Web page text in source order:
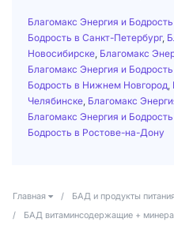
Благомакс Энергия и
Бодрость в Санкт-Петербург,
Новосибирске Благомакс
Благомакс Энергия и
Бодрость в Нижнем Новгород
Челябинске Благомакс
Благомакс Энергия и
Бодрость в Ростове-на-Дону
Главная / БАД и продукты питания
/
БАД витаминсодержащие +